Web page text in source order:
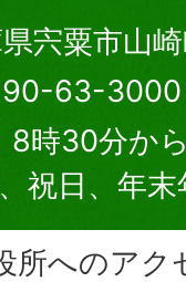
宍粟市山崎
63-3000
8時30分か
、祝日、年
所へのアク